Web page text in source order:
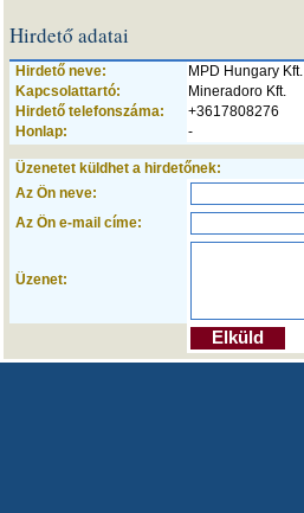
Hirdető adatai
Hirdető neve:
MPD Hungary Kft.
Kapcsolattartó:
Mineradoro Kft.
Hirdető telefonszáma:
+3617808276
Honlap:
-
Üzenetet küldhet a hirdetőnek:
Az Ön neve:
Az Ön e-mail címe:
Üzenet: